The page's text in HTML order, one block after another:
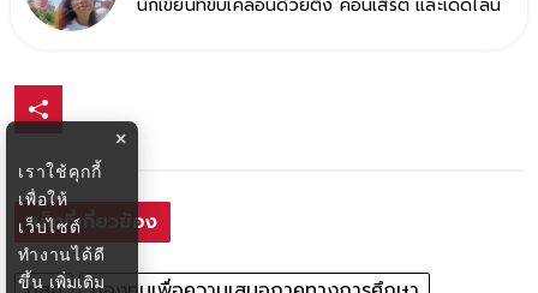
นักเขียนที่ขับเคลื่อนด้วยติ่ง คอนเสิร์ต และเดดไลน์
แท็กที่เกี่ยวข้อง
×
เราใช้คุกกี้
เพื่อให้
เว็บไซต์
ทำงานได้ดี
ขึ้นเพิ่มเติม